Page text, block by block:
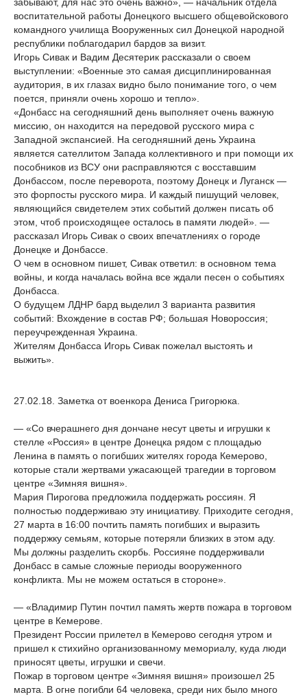
воспитательной работы Донецкого высшего общевойскового
командного училища Вооруженных сил Донецкой народной
республики поблагодарил бардов за визит.
Игорь Сивак и Вадим Десятерик рассказали о своем
выступлении: «Военные это самая дисциплинированная
аудитория, в их глазах видно было понимание того, о чем
поется, приняли очень хорошо и тепло».
«Донбасс на сегодняшний день выполняет очень важную
миссию, он находится на передовой русского мира с
Западной экспансией. На сегодняшний день Украина
является сателлитом Запада коллективного и при помощи их
пособников из ВСУ они расправляются с восставшим
Донбассом, после переворота, поэтому Донецк и Луганск —
это форпосты русского мира. И каждый пишущий человек,
являющийся свидетелем этих событий должен писать об
этом, чтоб происходящее осталось в памяти людей». —
рассказал Игорь Сивак о своих впечатлениях о городе
Донецке и Донбассе.
О чем в основном пишет, Сивак ответил: в основном тема
войны, и когда началась война все ждали песен о событиях
Донбасса.
О будущем ЛДНР бард выделил 3 варианта развития
событий: Вхождение в состав РФ; большая Новороссия;
переучрежденная Украина.
Жителям Донбасса Игорь Сивак пожелал выстоять и
выжить».
27.02.18. Заметка от военкора Дениса Григорюка.
— «Со вчерашнего дня дончане несут цветы и игрушки к
стелле «Россия» в центре Донецка рядом с площадью
Ленина в память о погибших жителях города Кемерово,
которые стали жертвами ужасающей трагедии в торговом
центре «Зимняя вишня».
Мария Пирогова предложила поддержать россиян. Я
полностью поддерживаю эту инициативу. Приходите сегодня,
27 марта в 16:00 почтить память погибших и выразить
поддержку семьям, которые потеряли близких в этом аду.
Мы должны разделить скорбь. Россияне поддерживали
Донбасс в самые сложные периоды вооруженного
конфликта. Мы не можем остаться в стороне».
— «Владимир Путин почтил память жертв пожара в торговом
центре в Кемерове.
Президент России прилетел в Кемерово сегодня утром и
пришел к стихийно организованному мемориалу, куда люди
приносят цветы, игрушки и свечи.
Пожар в торговом центре «Зимняя вишня» произошел 25
марта. В огне погибли 64 человека, среди них было много